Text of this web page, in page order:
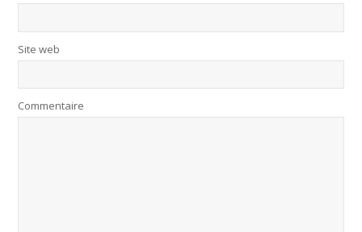
Site web
Commentaire